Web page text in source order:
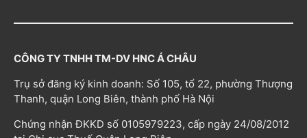
CÔNG TY TNHH TM-DV HNC Á CHÂU
Trụ sở đăng ký kinh doanh: Số 105, tổ 22, phường Thượng
Thanh, quận Long Biên, thành phố Hà Nội
Chứng nhận ĐKKD số 0105979223, cấp ngày 24/08/2012